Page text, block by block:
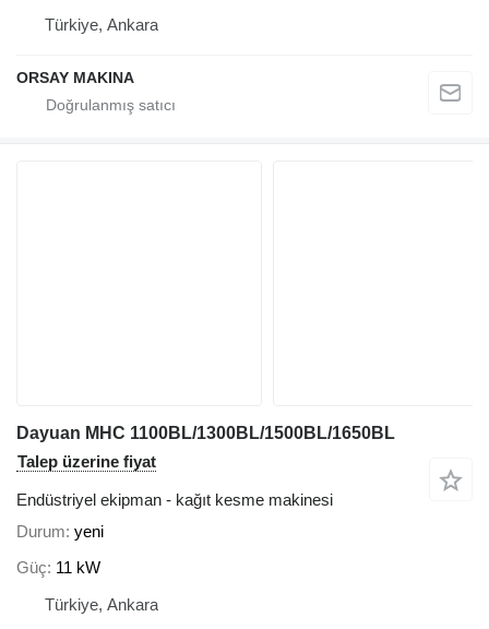
Türkiye, Ankara
ORSAY MAKINA
Dayuan MHC 1100BL/1300BL/1500BL/1650BL
Talep üzerine fiyat
Endüstriyel ekipman - kağıt kesme makinesi
Durum yeni
Güç 11 kW
Türkiye, Ankara